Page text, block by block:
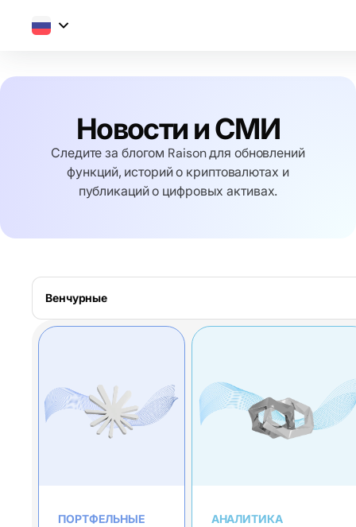
Новости и СМИ
Следите за блогом Raison для обновлений
функций, историй о криптовалютах и
публикаций о цифровых активах.
Венчурные
ПОРТФЕЛЬНЫЕ
АНАЛИТИКА